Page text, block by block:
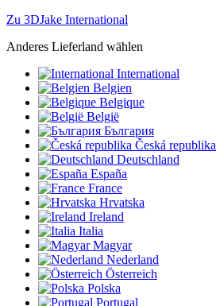
Zu 3DJake International
Anderes Lieferland wählen
International
Belgien
Belgique
België
България
Česká republika
Deutschland
España
France
Hrvatska
Ireland
Italia
Magyar
Nederland
Österreich
Polska
Portugal